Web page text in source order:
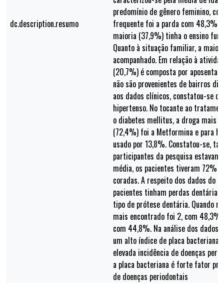
dc.description.resumo
predomínio de gênero feminino,
frequente foi a parda com 48,3%
maioria (37,9%) tinha o ensino
Quanto à situação familiar, a
acompanhado. Em relação à
(20,7%) é composta por
não são provenientes de bairros
aos dados clínicos, constatou-se
hipertenso. No tocante ao
o diabetes mellitus, a droga mais
(72,4%) foi a Metformina e para
usado por 13,8%. Constatou-se,
participantes da pesquisa
média, os pacientes tiveram 72%
coradas. A respeito dos dados do
pacientes tinham perdas
tipo de prótese dentária. Quando
mais encontrado foi 2, com
com 44,8%. Na análise dos dados
um alto índice de placa bacteriana
elevada incidência de doenças
a placa bacteriana é forte fator
de doenças periodontais